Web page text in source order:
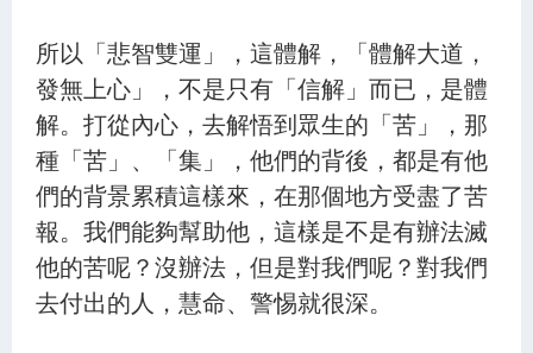
所以「悲智雙運」，這體解，「體解大道，
發無上心」，不是只有「信解」而已，是體
解。打從內心，去解悟到眾生的「苦」，那
種「苦」、「集」，他們的背後，都是有他
們的背景累積這樣來，在那個地方受盡了苦
報。我們能夠幫助他，這樣是不是有辦法滅
他的苦呢？沒辦法，但是對我們呢？對我們
去付出的人，慧命、警惕就很深。